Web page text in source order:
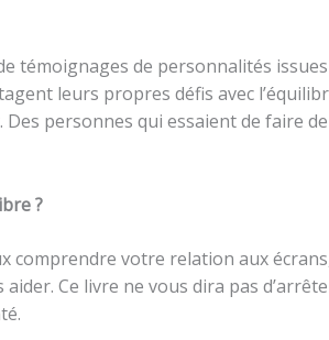
témoignages de personnalités
leurs propres défis avec
personnes qui essaient de faire
?
comprendre votre relation aux
Ce livre ne vous dira pas